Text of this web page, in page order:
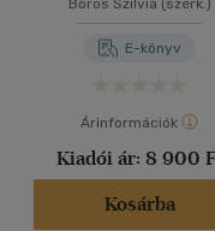
Boros Szilvia (szerk.)
E-könyv
Árinformációk
Kiadói ár: 8 900
Kosárba